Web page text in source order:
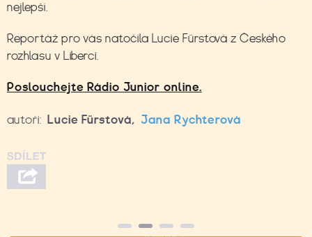
nejlepší.
Reportáž pro vás natočila Lucie Fürstová z Českého
rozhlasu v Liberci.
Poslouchejte Rádio Junior online.
autoři: Lucie Fürstová, Jana Rychterová